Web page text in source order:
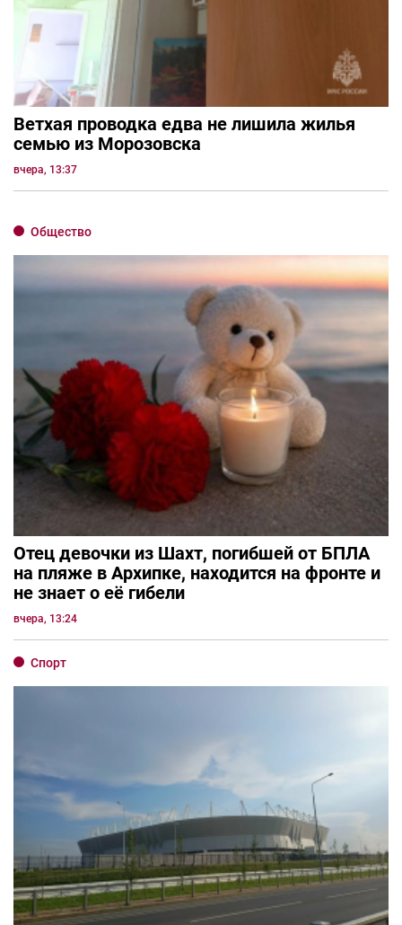
Ветхая проводка едва не лишила жилья
семью из Морозовска
вчера, 13:37
Общество
Отец девочки из Шахт, погибшей от БПЛА
на пляже в Архипке, находится на фронте и
не знает о её гибели
вчера, 13:24
Спорт